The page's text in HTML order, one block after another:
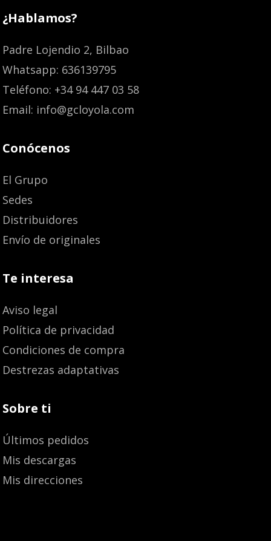
¿Hablamos?
Padre Lojendio 2, Bilbao
Whatsapp: 636139795
Teléfono: +34 94 447 03 58
Email: info@gcloyola.com
Conócenos
El Grupo
Sedes
Distribuidores
Envío de originales
Te interesa
Aviso legal
Política de privacidad
Condiciones de compra
Destrezas adaptativas
Sobre ti
Últimos pedidos
Mis descargas
Mis direcciones